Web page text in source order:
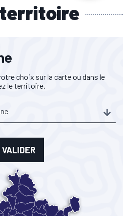
choix sur la carte ou dans le
le territoire.
VALIDER